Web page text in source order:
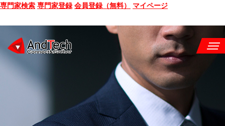
専門家検索 専門家登録 会員登録（無料） マイページ
CONSULTING